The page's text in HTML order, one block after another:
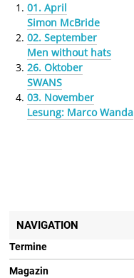
01. April
Simon McBride
02. September
Men without hats
26. Oktober
SWANS
03. November
Lesung: Marco Wanda
NAVIGATION
Termine
Magazin